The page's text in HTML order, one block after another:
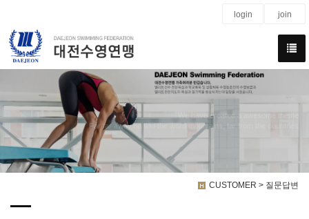
login join
We have created a awesome theme
Far far away,behind the word mountains, far from the countries
CUSTOMER > 질문답변